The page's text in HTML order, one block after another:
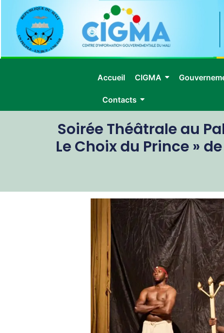
Accueil CIGMA
Contacts
Soirée Théâtrale au
Le Choix du Prince »